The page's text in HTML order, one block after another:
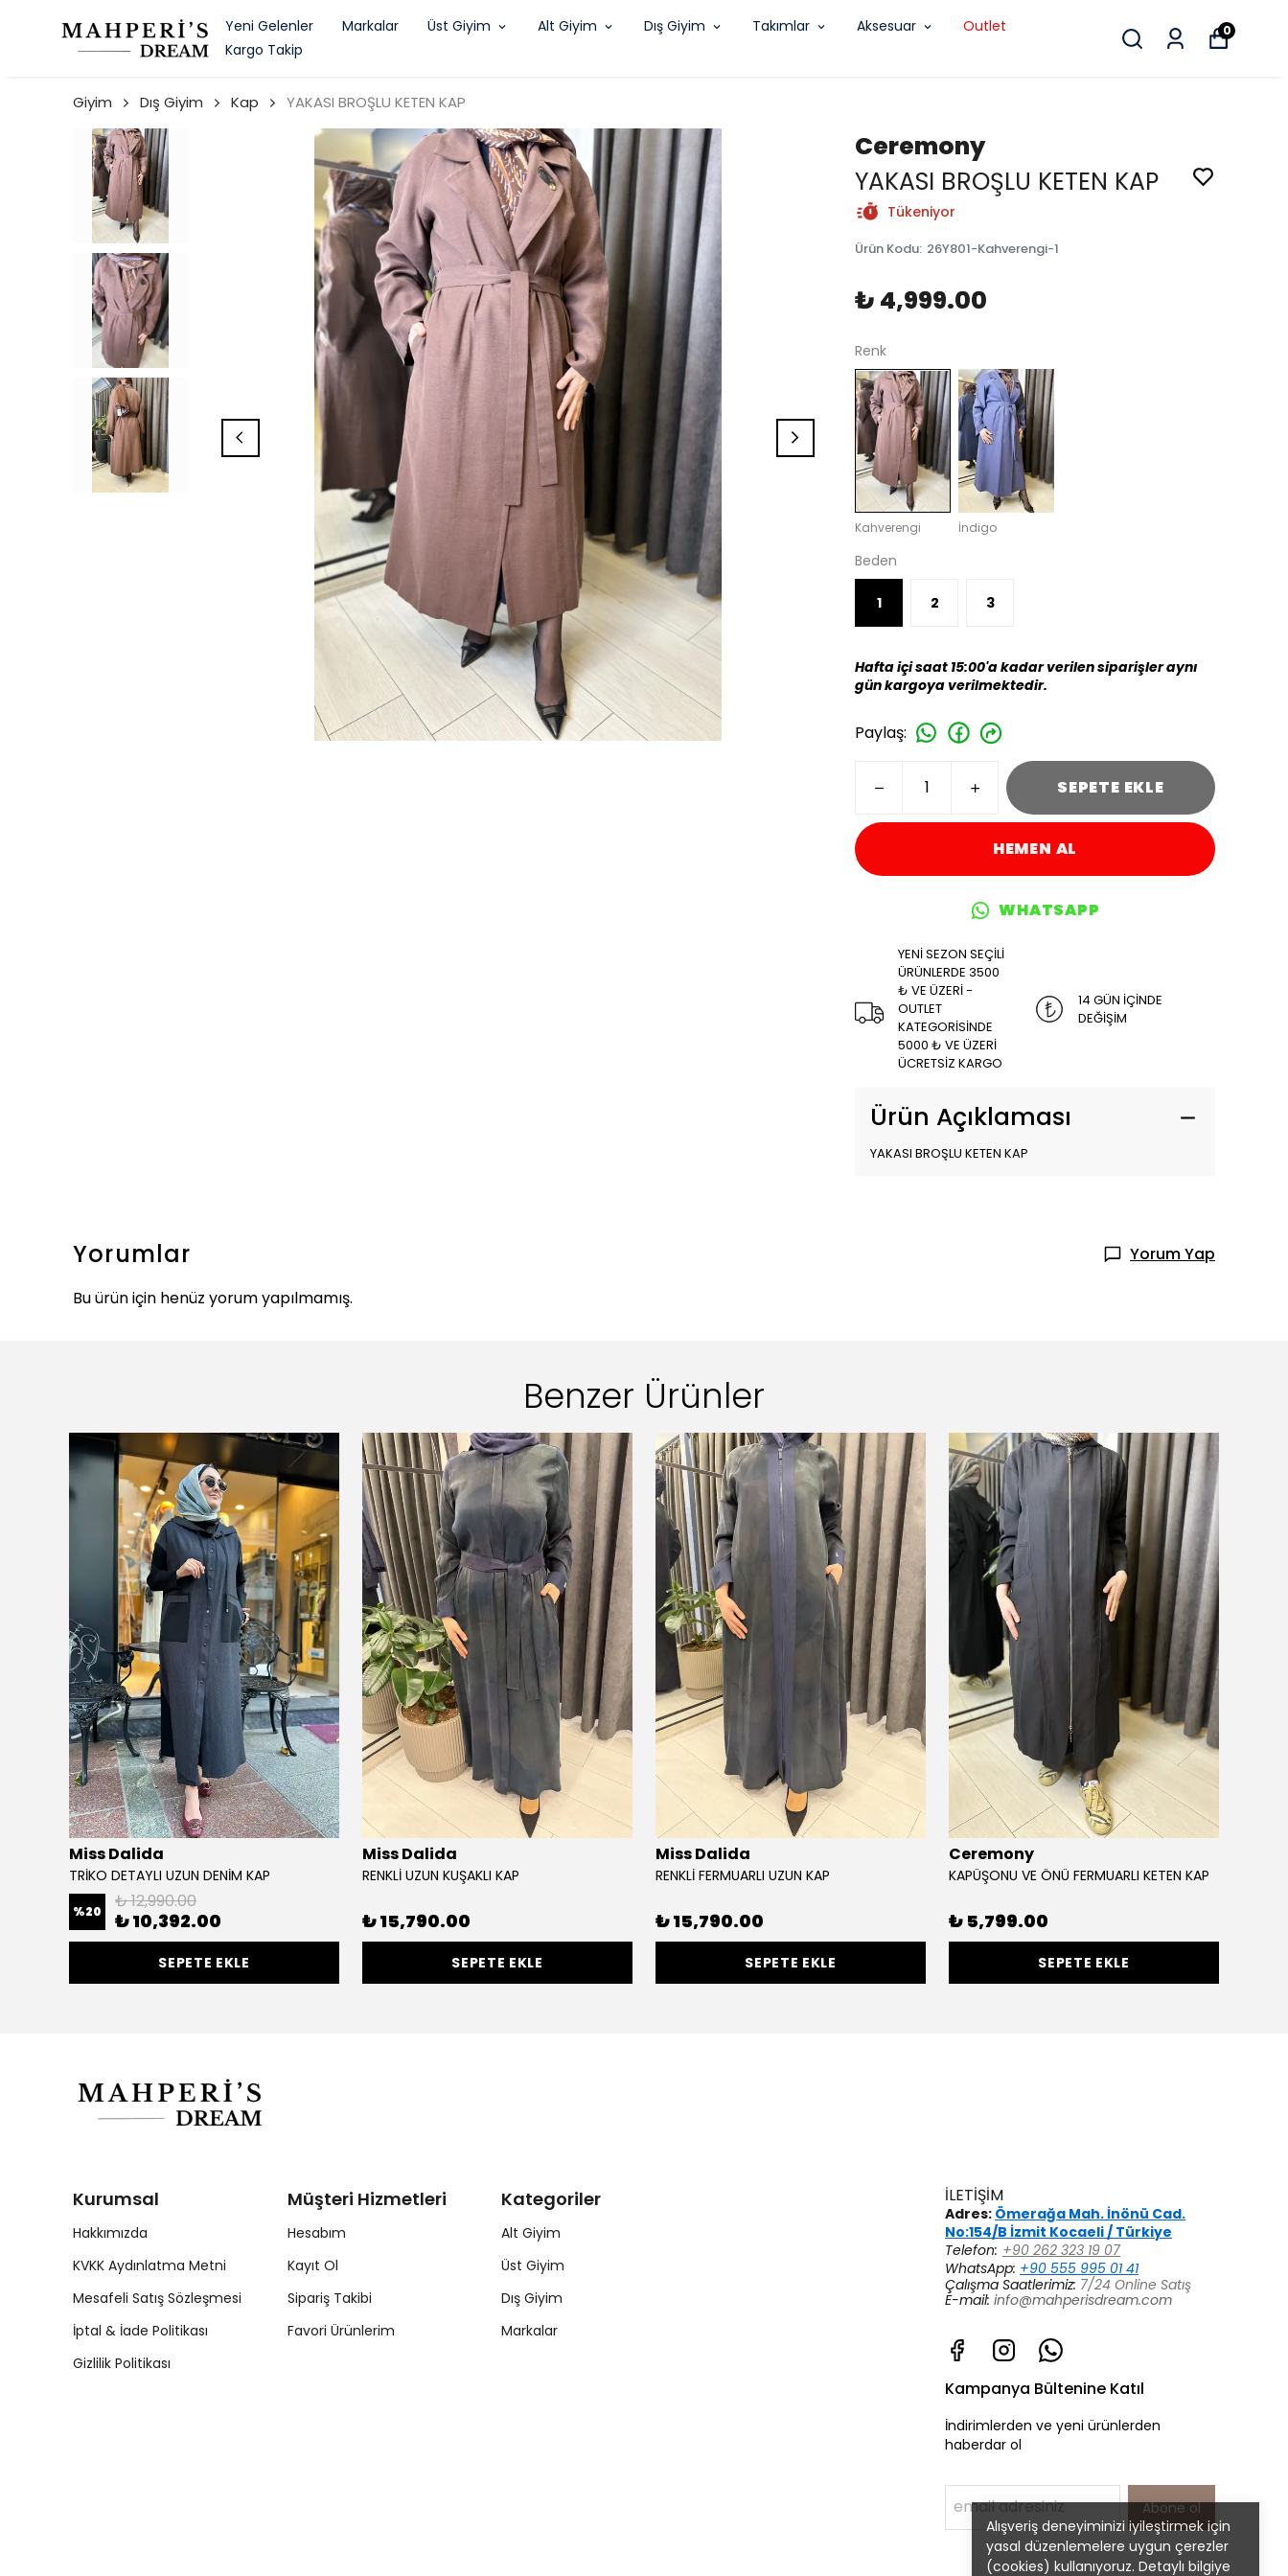
Yeni Gelenler Markalar Üst Giyim Alt Giyim Dış Giyim Takımlar Aksesuar
Outlet
Kargo Takip
0
Alışveriş deneyiminizi iyileştirmek için
yasal düzenlemelere uygun çerezler
(cookies) kullanıyoruz. Detaylı bilgiye
Giyim Dış Giyim Kap YAKASI BROŞLU KETEN KAP
Ceremony
YAKASI BROŞLU KETEN KAP
Tükeniyor
Ürün Kodu: 26Y801-Kahverengi-1
₺ 4,999.00
Renk
Kahverengi İndigo
Beden
1 2 3
Hafta içi saat 15:00'a kadar verilen siparişler aynı
gün kargoya verilmektedir.
Paylaş:
SEPETE EKLE
HEMEN AL
WHATSAPP
YENİ SEZON SEÇİLİ
ÜRÜNLERDE 3500
₺ VE ÜZERİ -
OUTLET
KATEGORİSİNDE
5000 ₺ VE ÜZERİ
ÜCRETSİZ KARGO
14 GÜN İÇİNDE
DEĞİŞİM
Ürün Açıklaması
YAKASI BROŞLU KETEN KAP
Yorumlar
Yorum Yap
Bu ürün için henüz yorum yapılmamış.
Benzer Ürünler
Miss Dalida
TRİKO DETAYLI UZUN DENİM KAP
%20 ₺ 12,990.00
₺ 10,392.00
SEPETE EKLE
Miss Dalida
RENKLİ UZUN KUŞAKLI KAP
₺ 15,790.00
SEPETE EKLE
Miss Dalida
RENKLİ FERMUARLI UZUN KAP
₺ 15,790.00
SEPETE EKLE
Ceremony
KAPÜŞONU VE ÖNÜ FERMUARLI KETEN KAP
₺ 5,799.00
SEPETE EKLE
Kurumsal
Hakkımızda
KVKK Aydınlatma Metni
Mesafeli Satış Sözleşmesi
İptal & İade Politikası
Gizlilik Politikası
Müşteri Hizmetleri
Hesabım
Kayıt Ol
Sipariş Takibi
Favori Ürünlerim
Kategoriler
Alt Giyim
Üst Giyim
Dış Giyim
Markalar
İLETİŞİM
Adres: Ömerağa Mah. İnönü Cad.
No:154/B İzmit Kocaeli / Türkiye
Telefon: +90 262 323 19 07
WhatsApp: +90 555 995 01 41
Çalışma Saatlerimiz: 7/24 Online Satış
E-mail: info@mahperisdream.com
Kampanya Bültenine Katıl
İndirimlerden ve yeni ürünlerden
haberdar ol
Abone ol